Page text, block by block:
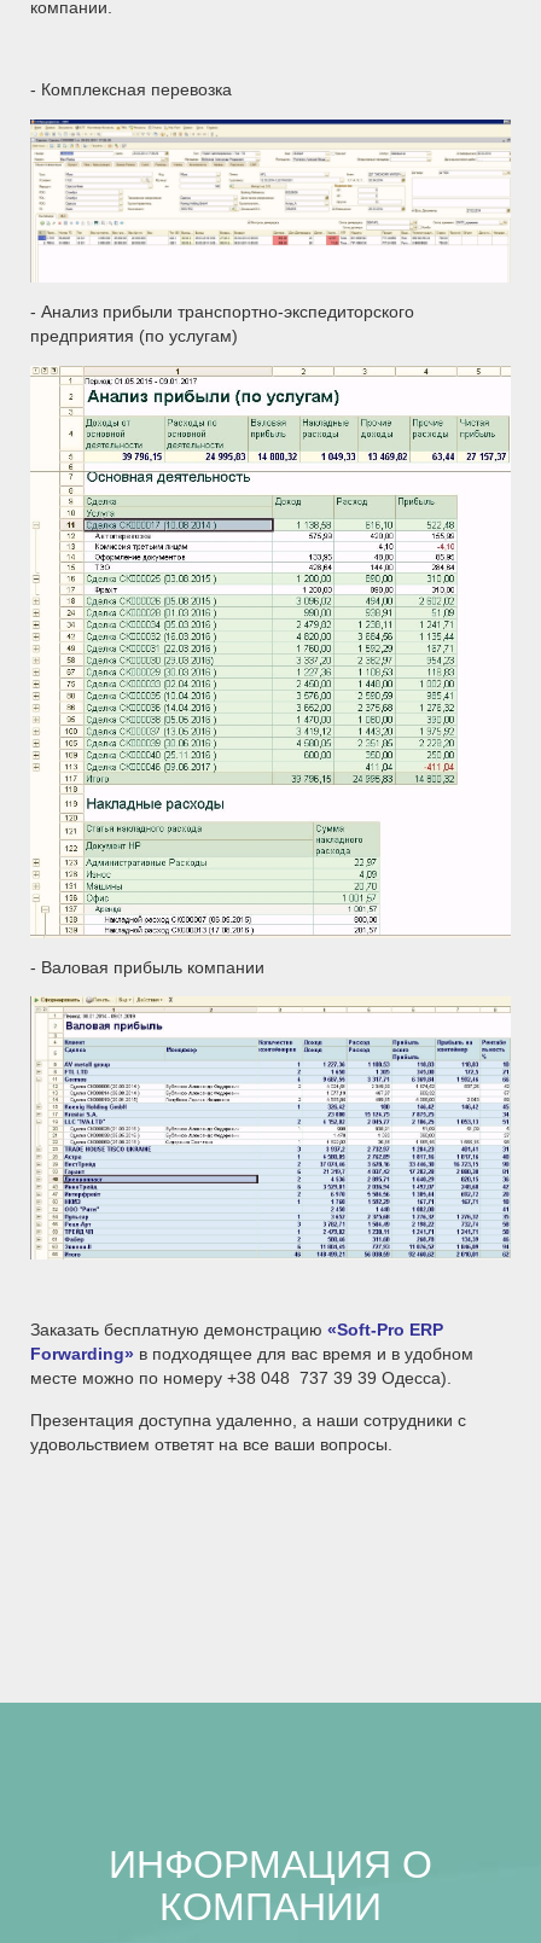
компании.
- Комплексная перевозка
- Анализ прибыли транспортно-экспедиторского
предприятия (по услугам)
- Валовая прибыль компании
Заказать бесплатную демонстрацию «Soft-Pro ERP
Forwarding» в подходящее для вас время и в удобном
месте можно по номеру +38 048 737 39 39 Одесса).
Презентация доступна удаленно, а наши сотрудники с
удовольствием ответят на все ваши вопросы.
ИНФОРМАЦИЯ О
КОМПАНИИ